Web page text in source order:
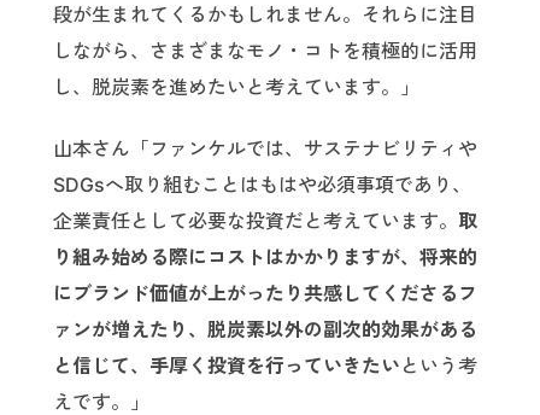
段が生まれてくるかもしれません。それらに注目
しながら、さまざまなモノ・コトを積極的に活用
し、脱炭素を進めたいと考えています。」
山本さん「ファンケルでは、サステナビリティや
SDGsへ取り組むことはもはや必須事項であり、
企業責任として必要な投資だと考えています。 取
り組み始める際にコストはかかりますが、将来的
にブランド価値が上がったり共感してくださるフ
ァンが増えたり、脱炭素以外の副次的効果がある
と信じて、手厚く投資を行っていきたい という考
えです。」